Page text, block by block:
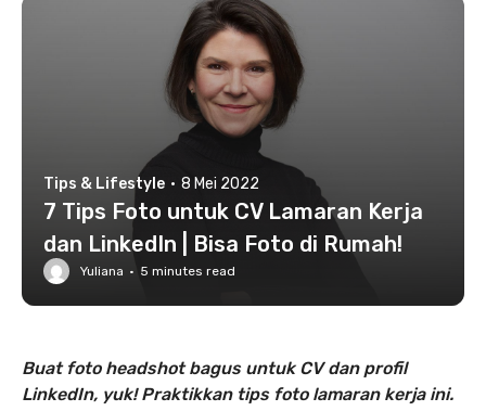
Tips & Lifestyle · 8 Mei 2022
7 Tips Foto untuk CV Lamaran Kerja
dan LinkedIn | Bisa Foto di Rumah!
Yuliana · 5 minutes read
Buat foto headshot bagus untuk CV dan profil
LinkedIn, yuk! Praktikkan tips foto lamaran kerja ini.